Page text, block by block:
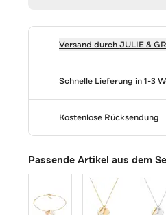
Versand durchJULIE &
Schnelle Lieferung in 1-3
Kostenlose Rücksendung
Passende Artikel aus dem